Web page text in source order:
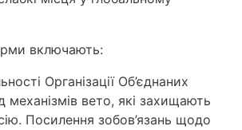
включають:
Організації Об’єднаних
механізмів вето, які захищають
Посилення зобов’язань щодо